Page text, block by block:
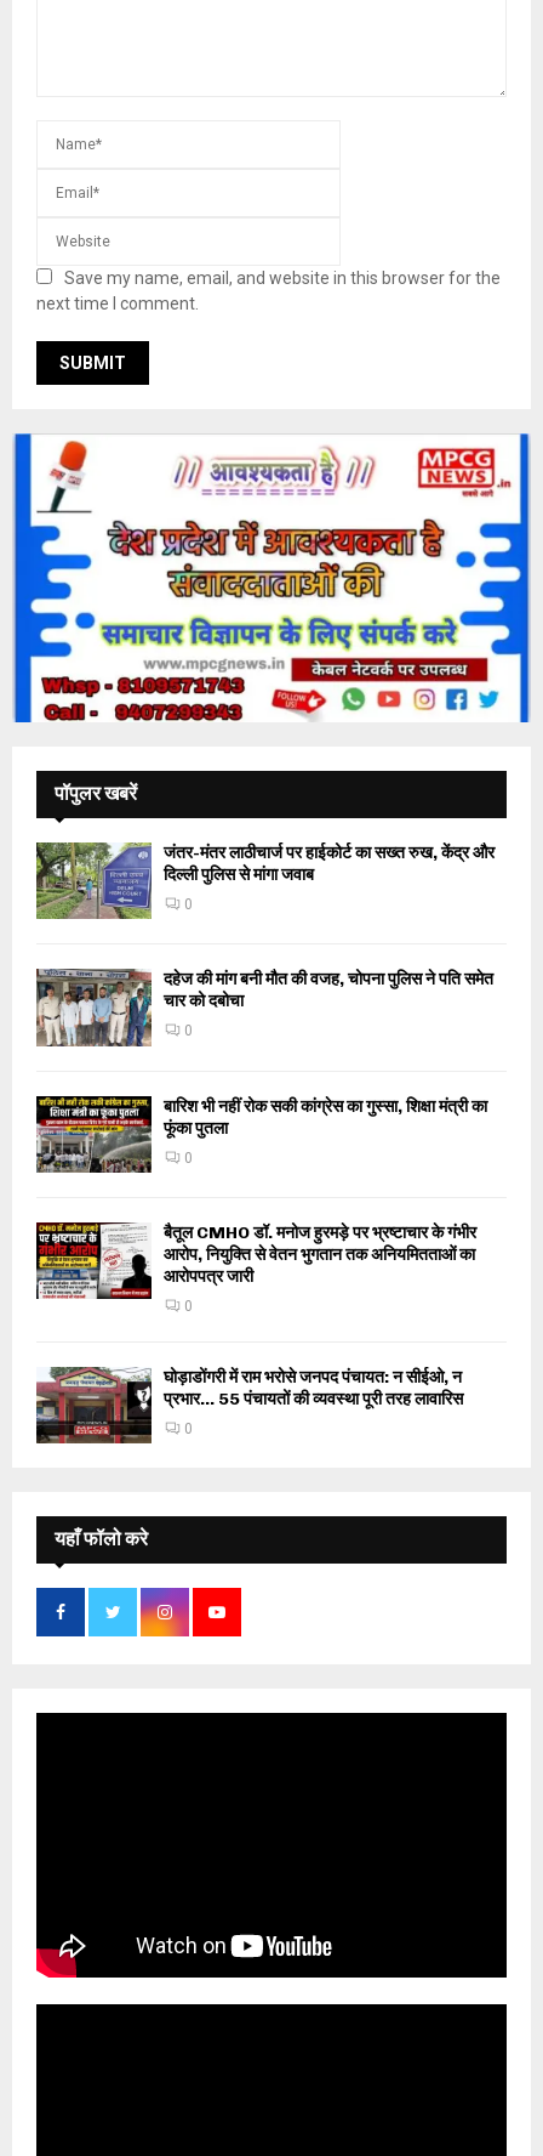
Save my name, email, and website in this browser for the
next time I comment.
पॉपुलर खबरें
जंतर-मंतर लाठीचार्ज पर हाईकोर्ट का सख्त रुख, केंद्र और
दिल्ली पुलिस से मांगा जवाब
0
दहेज की मांग बनी मौत की वजह, चोपना पुलिस ने पति समेत
चार को दबोचा
0
बारिश भी नहीं रोक सकी कांग्रेस का गुस्सा, शिक्षा मंत्री का
फूंका पुतला
0
बैतूल CMHO डॉ. मनोज हुरमड़े पर भ्रष्टाचार के गंभीर
आरोप, नियुक्ति से वेतन भुगतान तक अनियमितताओं का
आरोपपत्र जारी
0
घोड़ाडोंगरी में राम भरोसे जनपद पंचायत: न सीईओ, न
प्रभार… 55 पंचायतों की व्यवस्था पूरी तरह लावारिस
0
यहाँ फॉलो करे